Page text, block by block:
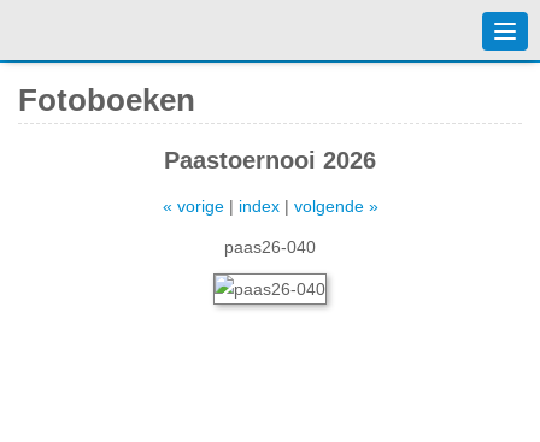
Fotoboeken
Paastoernooi 2026
« vorige| index| volgende »
paas26-040